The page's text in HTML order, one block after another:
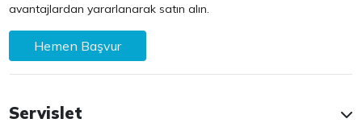
avantajlardan yararlanarak satın alın.
Hemen Başvur
Servislet